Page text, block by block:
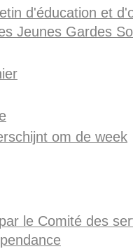
d'éducation et
Jeunes Gardes
om de week
le Comité des